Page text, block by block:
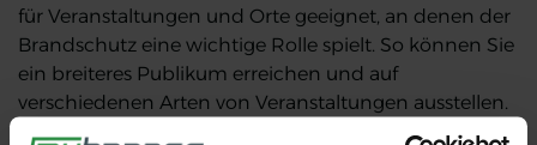
für Veranstaltungen und Orte geeignet, an denen der
Brandschutz eine wichtige Rolle spielt. So können Sie
ein breiteres Publikum erreichen und auf
verschiedenen Arten von Veranstaltungen ausstellen.